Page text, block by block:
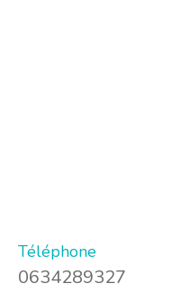
Téléphone
0634289327